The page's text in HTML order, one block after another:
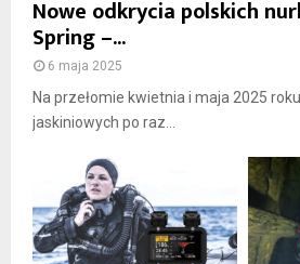
Nowe odkrycia polskich
Spring –...
6 maja 2025
Na przełomie kwietnia i maja 2025
jaskiniowych po raz...